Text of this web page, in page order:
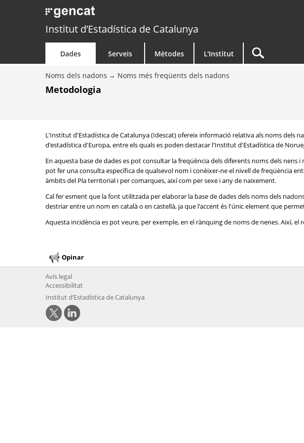
Institut d’Estadística de Catalunya
Dades Serveis Mètodes L'Institut
Noms dels nadons Noms més freqüents dels nadons
Metodologia
L'Institut d'Estadística de Catalunya (Idescat) ofereix informació relativa als noms dels
d'estadística d'Europa, entre els quals es poden destacar l'Institut d'Estadística de
En aquesta base de dades es pot consultar la freqüència dels diferents noms dels
pot fer una consulta específica de qualsevol nom i conèixer-ne el nivell de freqüència
àmbits del Pla territorial i per comarques, així com per sexe i any de naixement.
Cal fer esment que la font utilitzada per elaborar la base de dades dels noms dels
destriar entre un nom en català o en castellà, ja que l'accent és l'únic element que
Aquesta incidència es pot veure, per exemple, en el rànquing de noms de nenes. Així,
Opinar
Avís legal
Accessibilitat
Institut d’Estadística de Catalunya